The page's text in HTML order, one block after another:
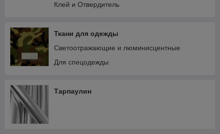
Клей и Отвердитель
Ткани для одежды
Светоотражающие и люминисцентные
Для спецодежды
Тарпаулин